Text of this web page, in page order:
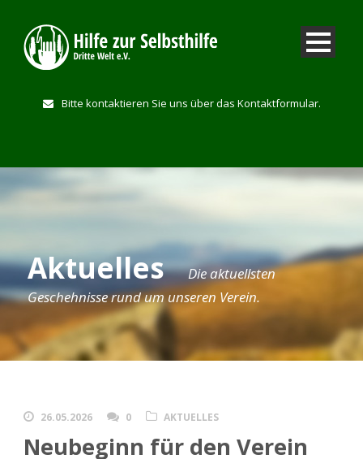
Bitte kontaktieren Sie uns über das Kontaktformular.
Aktuelles
Die aktuellsten
Geschehnisse rund um unseren Verein.
26.05.2026 0 AKTUELLES
Neubeginn für den Verein